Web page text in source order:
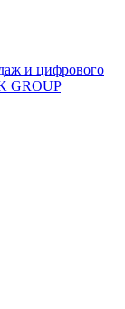
и цифрового
GROUP